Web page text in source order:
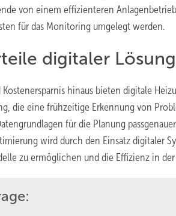
von einem effizienteren
für das Monitoring umgelegt werden.
digitaler
hinaus bieten digitale
die eine frühzeitige Erkennung von
für die Planung
wird durch den Einsatz digitaler
zu ermöglichen und die Effizienz in